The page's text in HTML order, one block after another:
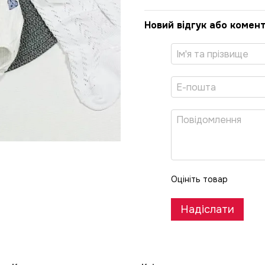
Новий відгук або
Оцініть товар
Надіслати